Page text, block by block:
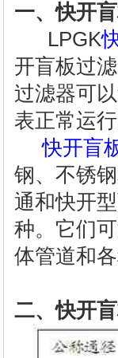
一、快开
LPGK
开盲板过
过滤器可
表正常运行
快开盲
钢、不锈
通和快开
种。它们
体管道和
二、快开